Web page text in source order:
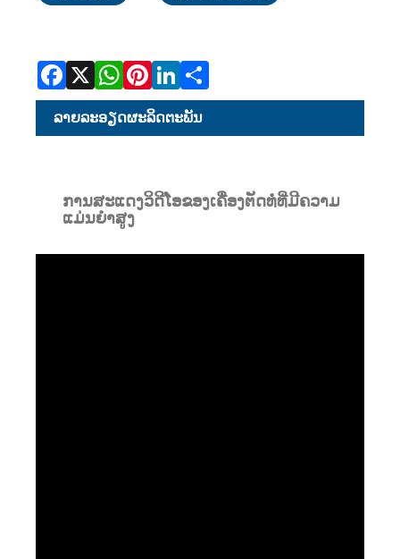
ລາຍ​ລະ​ອຽດ​ຜະ​ລິດ​ຕະ​ພັນ
ການສະແດງວິດີໂອຂອງເຄື່ອງຕັດທໍ່ທີ່ມີຄວາມ
ແມ່ນຍໍາສູງ